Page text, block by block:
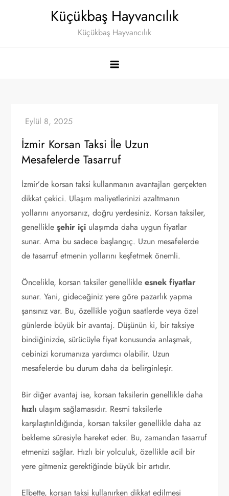
Küçükbaş Hayvancılık
Küçükbaş Hayvancılık
İzmir Korsan Taksi İle Uzun
Mesafelerde Tasarruf
İzmir’de korsan taksi kullanmanın avantajları gerçekten
dikkat çekici. Ulaşım maliyetlerinizi azaltmanın
yollarını arıyorsanız, doğru yerdesiniz. Korsan taksiler,
genellikleşehir içi ulaşımda daha uygun fiyatlar
sunar. Ama bu sadece başlangıç. Uzun mesafelerde
de tasarruf etmenin yollarını keşfetmek önemli.
Öncelikle, korsan taksiler genellikleesnek fiyatlar
sunar. Yani, gideceğiniz yere göre pazarlık yapma
şansınız var. Bu, özellikle yoğun saatlerde veya özel
günlerde büyük bir avantaj. Düşünün ki, bir taksiye
bindiğinizde, sürücüyle fiyat konusunda anlaşmak,
cebinizi korumanıza yardımcı olabilir. Uzun
mesafelerde bu durum daha da belirginleşir.
Bir diğer avantaj ise, korsan taksilerin genellikle daha
hızlı ulaşım sağlamasıdır. Resmi taksilerle
karşılaştırıldığında, korsan taksiler genellikle daha az
bekleme süresiyle hareket eder. Bu, zamandan tasarruf
etmenizi sağlar. Hızlı bir yolculuk, özellikle acil bir
yere gitmeniz gerektiğinde büyük bir artıdır.
Elbette, korsan taksi kullanırken dikkat edilmesi